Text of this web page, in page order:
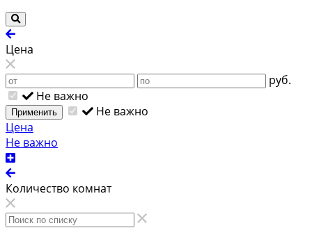
Цена
руб.
Не важно
Применить
Не важно
Цена
Не важно
Количество комнат